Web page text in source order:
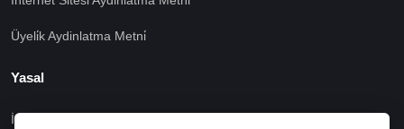
Üyeli̇k Aydinlatma Metni̇
Yasal
İşlem Rehberi̇